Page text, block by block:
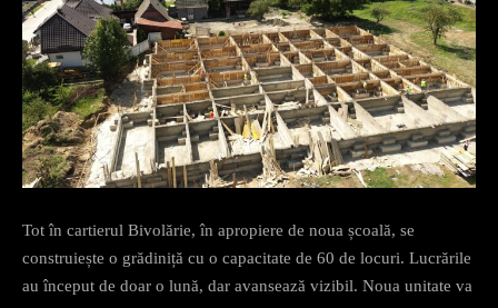
Tot în cartierul Bivolărie, în apropiere de noua școală, se
construiește o grădiniță cu o capacitate de 60 de locuri. Lucrările
au început de doar o lună, dar avansează vizibil. Noua unitate va